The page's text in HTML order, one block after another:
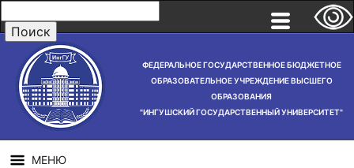
ФЕДЕРАЛЬНОЕ ГОСУДАРСТВЕННОЕ БЮДЖЕТНОЕ
ОБРАЗОВАТЕЛЬНОЕ УЧРЕЖДЕНИЕ ВЫСШЕГО
ОБРАЗОВАНИЯ
"ИНГУШСКИЙ ГОСУДАРСТВЕННЫЙ УНИВЕРСИТЕТ"
МЕНЮ